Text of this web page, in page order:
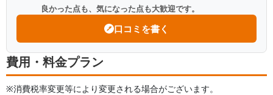
良かった点も、気になった点も大歓迎です。
口コミを書く
費用・料金プラン
※消費税率変更等により変更される場合がございます。